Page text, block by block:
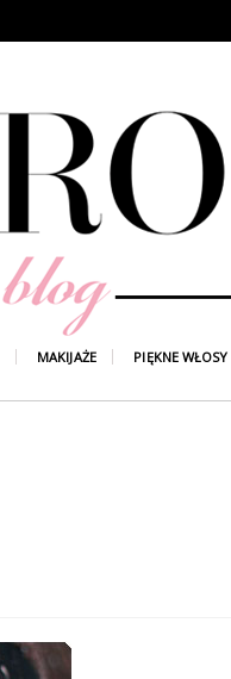
MAKIJAŻE PIĘKNE WŁOSY